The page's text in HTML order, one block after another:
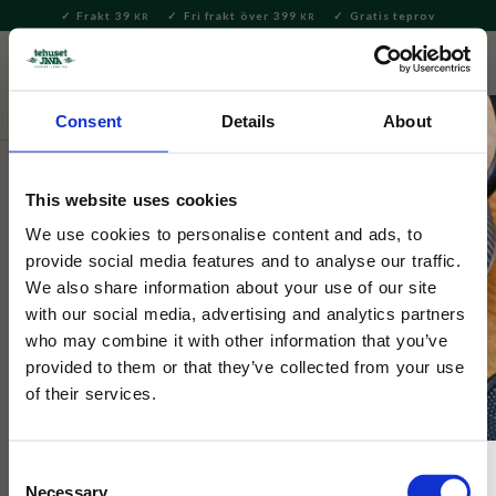
Consent Details About
This website uses cookies
We use cookies to personalise content and ads, to
provide social media features and to analyse our traffic.
We also share information about your use of our site
with our social media, advertising and analytics partners
who may combine it with other information that you’ve
provided to them or that they’ve collected from your use
of their services.
Necessary
Meny
Frakt 39 KR Fri frakt över 399 KR Gratis teprov
Nyheter
Dunoon
Henley Daisies
En kvalitetsmugg full med underbara prästkragar!